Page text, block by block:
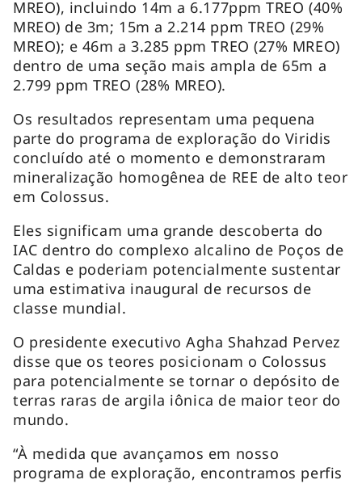
MREO), incluindo 14m a 6.177ppm TREO (40%
MREO) de 3m; 15m a 2.214 ppm TREO (29%
MREO); e 46m a 3.285 ppm TREO (27% MREO)
dentro de uma seção mais ampla de 65m a
2.799 ppm TREO (28% MREO).
Os resultados representam uma pequena
parte do programa de exploração do Viridis
concluído até o momento e demonstraram
mineralização homogênea de REE de alto teor
em Colossus.
Eles significam uma grande descoberta do
IAC dentro do complexo alcalino de Poços de
Caldas e poderiam potencialmente sustentar
uma estimativa inaugural de recursos de
classe mundial.
O presidente executivo Agha Shahzad Pervez
disse que os teores posicionam o Colossus
para potencialmente se tornar o depósito de
terras raras de argila iônica de maior teor do
mundo.
“À medida que avançamos em nosso
programa de exploração, encontramos perfis